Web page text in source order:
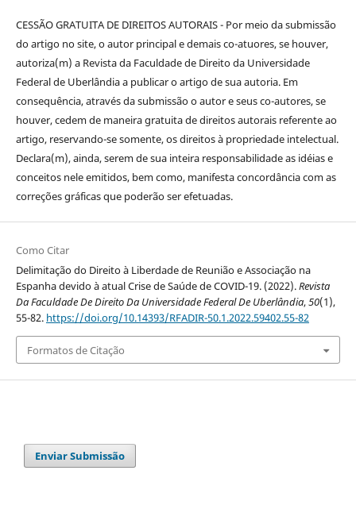
CESSÃO GRATUITA DE DIREITOS AUTORAIS - Por meio da submissão
do artigo no site, o autor principal e demais co-atuores, se houver,
autoriza(m) a Revista da Faculdade de Direito da Universidade
Federal de Uberlândia a publicar o artigo de sua autoria. Em
consequência, através da submissão o autor e seus co-autores, se
houver, cedem de maneira gratuita de direitos autorais referente ao
artigo, reservando-se somente, os direitos à propriedade intelectual.
Declara(m), ainda, serem de sua inteira responsabilidade as idéias e
conceitos nele emitidos, bem como, manifesta concordância com as
correções gráficas que poderão ser efetuadas.
Como Citar
Delimitação do Direito à Liberdade de Reunião e Associação na
Espanha devido à atual Crise de Saúde de COVID-19. (2022).Revista
Da Faculdade De Direito Da Universidade Federal De Uberlândia,50(1),
55-82. https://doi.org/10.14393/RFADIR-50.1.2022.59402.55-82
Formatos de Citação
Enviar Submissão